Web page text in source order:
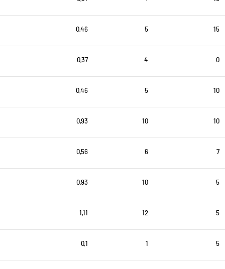
15
5
0,46
0
4
0,37
10
5
0,46
10
10
0,93
7
6
0,56
5
10
0,93
5
12
1,11
5
1
0,1